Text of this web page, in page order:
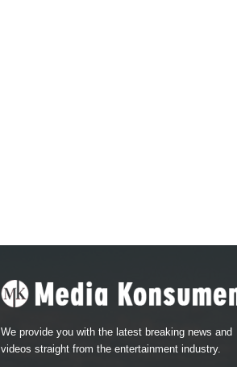
We provide you with the latest breaking news and
videos straight from the entertainment industry.